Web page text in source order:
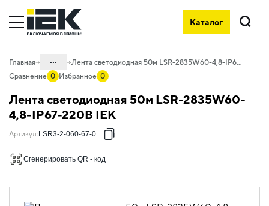
Каталог
Поиск
Главная ...
10. Светотехника
10.01 Источники света
10.01.02.03.01 Лента светодиодная
Лента светодиодная 50м LSR-2835W60-4,8-IP67-220В IEK
Сравнение 0 Избранное 0
Лента светодиодная 50м LSR-2835W60-
4,8-IP67-220В IEK
Артикул: LSR3-2-060-67-0-50
Сгенерировать QR - код